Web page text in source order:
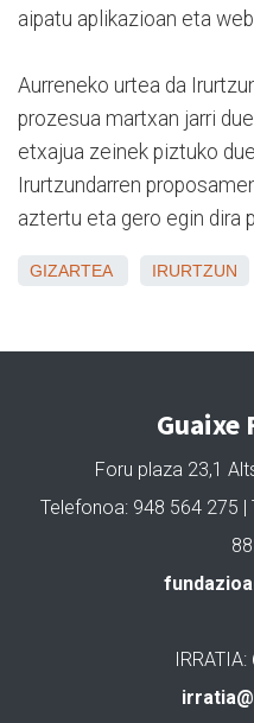
aipatu aplikazioan eta
Aurreneko urtea da
prozesua martxan jarri
etxajua zeinek piztuko
Irurtzundarren
aztertu eta gero egin dira
GIZARTEA IRURTZUN
Guaixe
Foru plaza 23,1
Telefonoa: 948 564 275